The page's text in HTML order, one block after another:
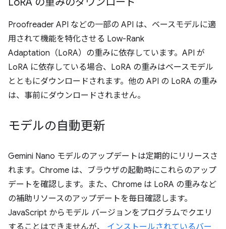
Proofreader API などの一部の API は、ベースモデルに適
用されて機能を特化させる Low-Rank
Adaptation（LoRA）の重みに依存しています。API が
LoRA に依存している場合、LoRA の重みはベースモデル
とともにダウンロードされます。他の API の LoRA の重み
は、事前にダウンロードされません。
モデルの自動更新
Gemini Nano モデルのアップデートは定期的にリリースさ
れます。Chrome は、ブラウザの起動時にこれらのアップ
デートを確認します。また、Chrome は LoRA の重みなど
の補助リソースのアップデートを毎日確認します。
JavaScript からモデル バージョンをプログラムでクエリ
することはできませんが、 インストールされているバー